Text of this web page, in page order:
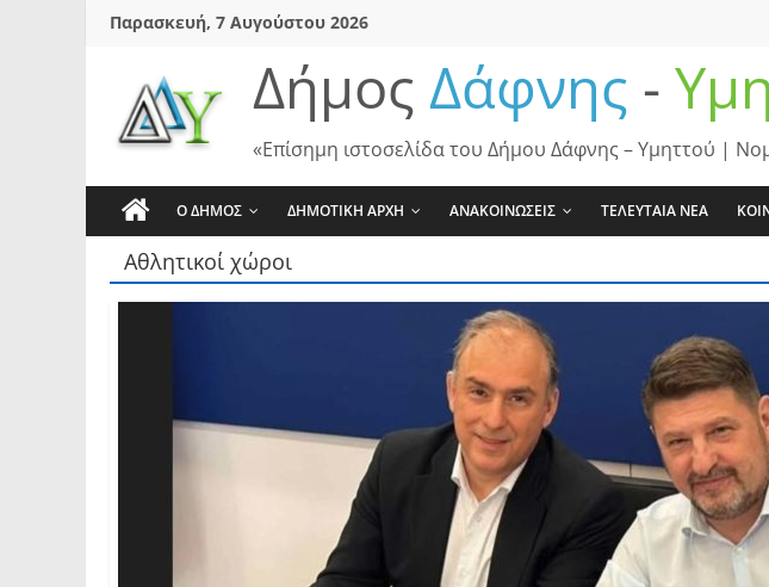
SkipΠαρασκευή, 7 Αυγούστου 2026
Δήμος Δάφνης -
«Επίσημη ιστοσελίδα του Δήμου Δάφνης – Υμηττού |
Ο ΔΗΜΟΣ ΔΗΜΟΤΙΚΗ ΑΡΧΗ ΑΝΑΚΟΙΝΩΣΕΙΣ ΤΕΛΕΥΤΑΙΑ ΝΕΑ
Αθλητικοί χώροι